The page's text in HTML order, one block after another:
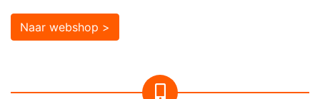
Naar webshop >